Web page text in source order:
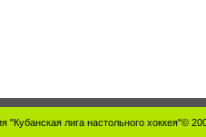
"Кубанская лига настольного хоккея"©